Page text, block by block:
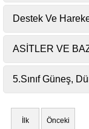
Destek Ve
ASİTLER VE
5.Sınıf Güneş,
İlk Önceki